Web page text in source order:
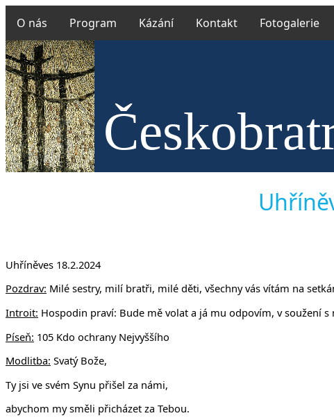
O nás Program Kázání Kontakt Fotogalerie
v
Uhříněves 18.2.2024
Pozdrav: Milé sestry, milí bratři, milé děti, všechny vás vítám na
Introit: Hospodin praví: Bude mě volat a já mu odpovím, v soužení
Píseň: 105 Kdo ochrany Nejvyššího
Modlitba: Svatý Bože,
Ty jsi ve svém Synu přišel za námi,
abychom my směli přicházet za Tebou.